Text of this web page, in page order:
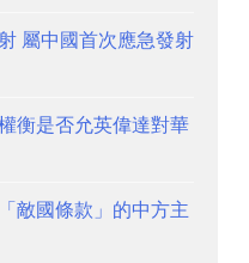
屬中國首次應急發射
衡是否允英偉達對華
敵國條款」的中方主